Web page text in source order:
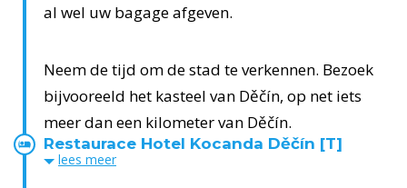
al wel uw bagage afgeven.
Neem de tijd om de stad te verkennen. Bezoek
bijvooreeld het kasteel van Děčín, op net iets
meer dan een kilometer van Děčín.
Restaurace Hotel Kocanda Děčín [T]
lees meer